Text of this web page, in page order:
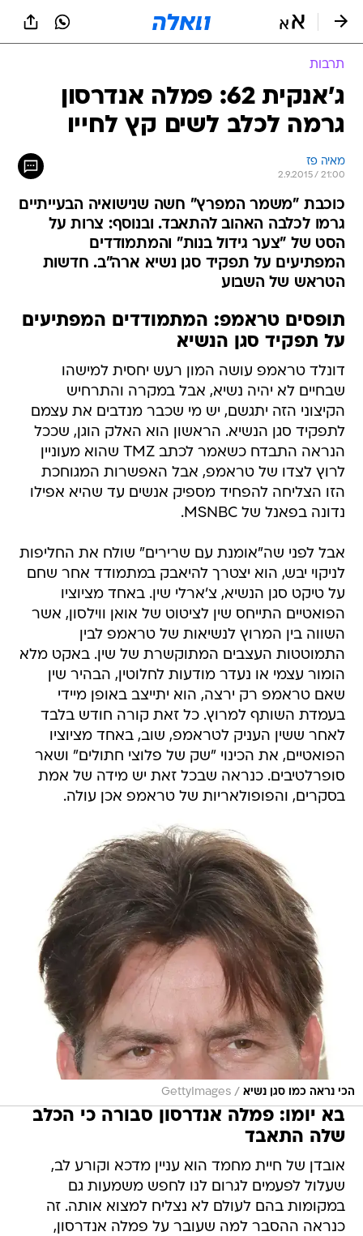
תרבות
ג'אנקית 62: פמלה אנדרסון
גרמה לכלב לשים קץ לחייו
מאיה פז
2.9.2015 / 21:00
כוכבת "משמר המפרץ" חשה שנישואיה הבעייתיים
גרמו לכלבה האהוב להתאבד. ובנוסף: צרות על
הסט של "צער גידול בנות" והמתמודדים
המפתיעים על תפקיד סגן נשיא ארה"ב. חדשות
הטראש של השבוע
תופסים טראמפ: המתמודדים המפתיעים
על תפקיד סגן הנשיא
דונלד טראמפ עושה המון רעש יחסית למישהו
שבחיים לא יהיה נשיא, אבל במקרה והתרחיש
הקיצוני הזה יתגשם, יש מי שכבר מנדבים את עצמם
לתפקיד סגן הנשיא. הראשון הוא האלק הוגן, שככל
הנראה התבדח כשאמר לכתב TMZ שהוא מעוניין
לרוץ לצדו של טראמפ, אבל האפשרות המגוחכת
הזו הצליחה להפחיד מספיק אנשים עד שהיא אפילו
נדונה בפאנל של MSNBC.
אבל לפני שה"אומנת עם שרירים" שולח את החליפות
לניקוי יבש, הוא יצטרך להיאבק במתמודד אחר שחם
על טיקט סגן הנשיא, צ'ארלי שין. באחד מציוציו
הפואטיים התייחס שין לציטוט של אואן ווילסון, אשר
השווה בין המרוץ לנשיאות של טראמפ לבין
התמוטטות העצבים המתוקשרת של שין. באקט מלא
הומור עצמי או נעדר מודעות לחלוטין, הבהיר שין
שאם טראמפ רק ירצה, הוא יתייצב באופן מיידי
בעמדת השותף למרוץ. כל זאת קורה חודש בלבד
לאחר ששין העניק לטראמפ, שוב, באחד מציוציו
הפואטיים, את הכינוי "שק של פלוצי חתולים" ושאר
סופרלטיבים. כנראה שבכל זאת יש מידה של אמת
בסקרים, והפופולאריות של טראמפ אכן עולה.
הכי נראה כמו סגן נשיא /
GettyImages
בא יומו: פמלה אנדרסון סבורה כי הכלב
שלה התאבד
אובדן של חיית מחמד הוא עניין מדכא וקורע לב,
שעלול לפעמים לגרום לנו לחפש משמעות גם
במקומות בהם לעולם לא נצליח למצוא אותה. זה
כנראה ההסבר למה שעובר על פמלה אנדרסון,